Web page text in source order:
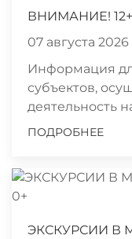
ВНИМАНИЕ! 12+
07 августа 2026
Информация
субъектов,
деятельность
ПОДРОБНЕЕ
ЭКСКУРСИИ В